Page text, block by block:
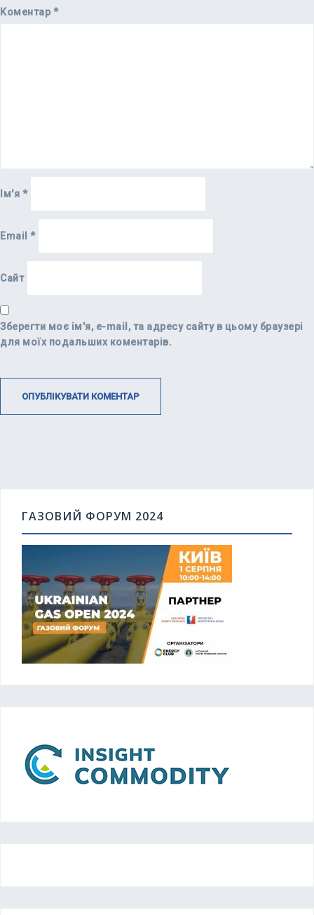
Коментар *
Ім'я *
Email *
Сайт
Зберегти моє ім'я, e-mail, та адресу сайту в цьому браузері
для моїх подальших коментарів.
ГАЗОВИЙ ФОРУМ 2024